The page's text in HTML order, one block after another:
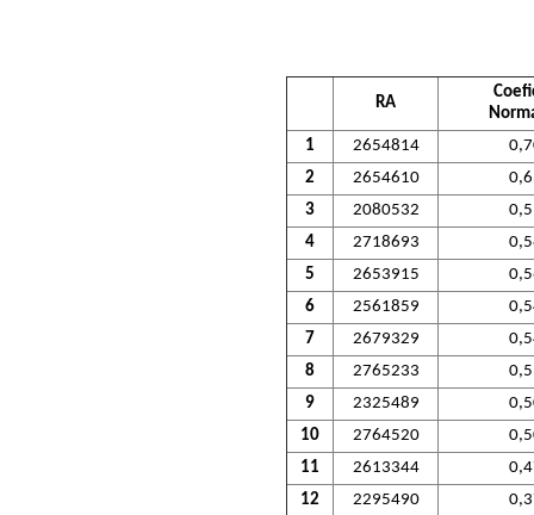
RA
1
2654814
2
2654610
3
2080532
4
2718693
5
2653915
6
2561859
7
2679329
8
2765233
9
2325489
10
2764520
11
2613344
12
2295490